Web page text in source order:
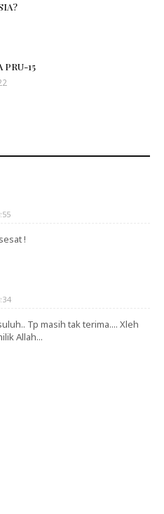
PRU-15
!
Tp masih tak terima.... Xleh
Allah...